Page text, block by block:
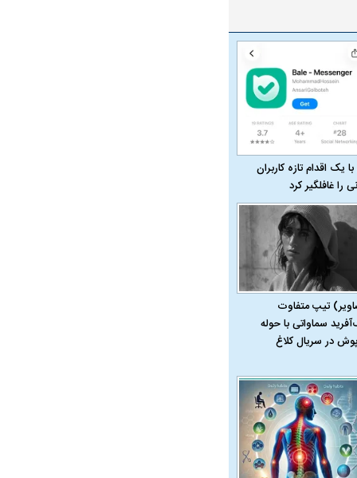
یک اقدام تازه کاربران
را غافلگیر کرد
تیپ متفاوت
سماواتی با حوله
در سریال کلاغ